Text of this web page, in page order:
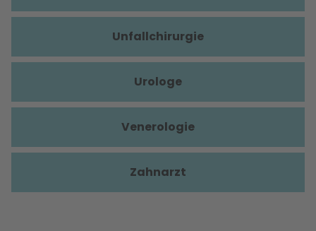
Unfallchirurgie
Urologe
Venerologie
Zahnarzt